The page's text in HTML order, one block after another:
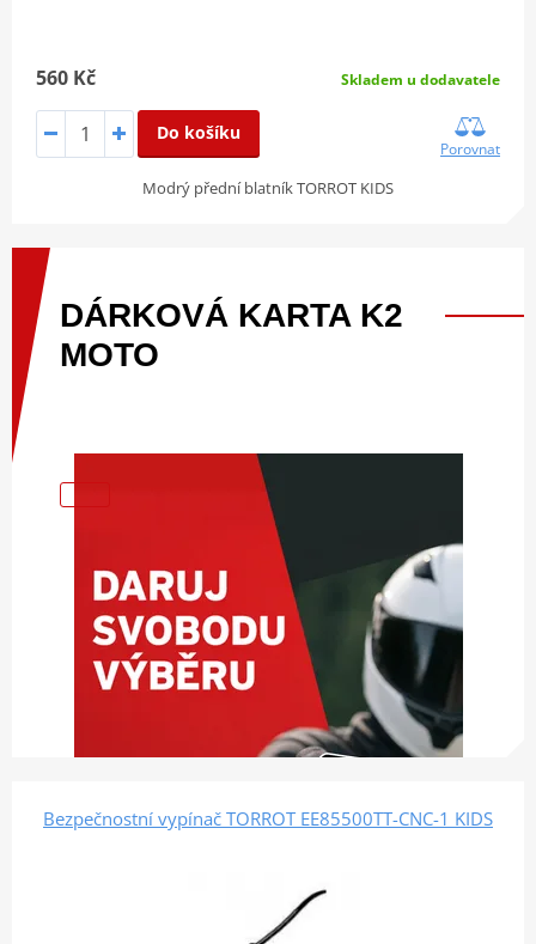
560 Kč Skladem u dodavatele
Do košíku
Porovnat
Modrý přední blatník TORROT KIDS
DÁRKOVÁ KARTA K2
MOTO
Bezpečnostní vypínač TORROT EE85500TT-CNC-1 KIDS